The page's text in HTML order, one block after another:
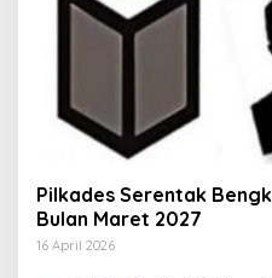
Pilkades Serentak
Bulan Maret 2027
16 April 2026